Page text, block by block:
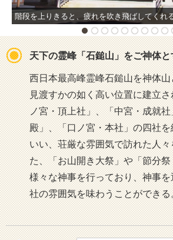
天下の霊峰「石鎚山」をご神体
西日本最高峰霊峰石鎚山を神体
見渡すかの如く高い位置に建立
ノ宮・頂上社」、「中宮・成就
殿」、「口ノ宮・本社」の四社
いい、荘厳な雰囲気で訪れた人
た、「お山開き大祭」や「節分
様々な神事を行っており、神事
社の雰囲気を味わうことができる